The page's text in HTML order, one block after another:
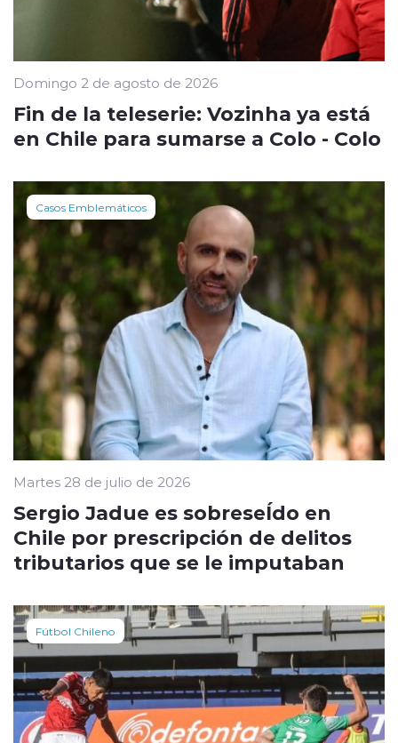
Domingo 2 de agosto de 2026
Fin de la teleserie: Vozinha ya está
en Chile para sumarse a Colo - Colo
Casos Emblemáticos
Martes 28 de julio de 2026
Sergio Jadue es sobreseÍdo en
Chile por prescripción de delitos
tributarios que se le imputaban
Fútbol Chileno